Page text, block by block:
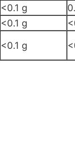
<0.1 g
<0.1 g
<0.1 g